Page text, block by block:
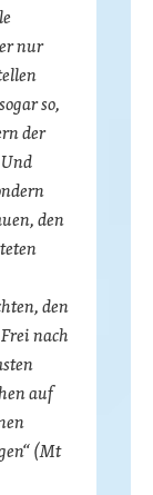
nur
so,
der
den
den
nach
auf
(Mt